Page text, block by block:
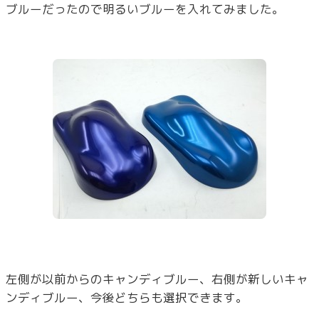
ブルーだったので明るいブルーを入れてみました。
左側が以前からのキャンディブルー、右側が新しいキャ
ンディブルー、今後どちらも選択できます。